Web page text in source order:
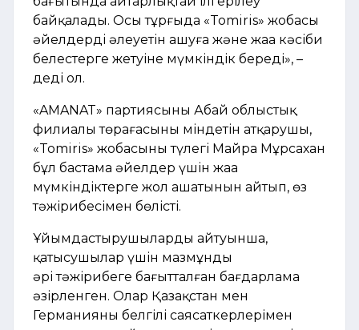
байқалады. Осы тұрғыда «Tomiris» жобасы
әйелдердің әлеуетін ашуға және жаңа кәсіби
белестерге жетуіне мүмкіндік береді», –
деді ол.
«AMANAT» партиясының Абай облыстық
филиалы төрағасының міндетін атқарушы,
«Tomiris» жобасының түлегі Майра Мұрсахан
бұл бастама әйелдер үшін жаңа
мүмкіндіктерге жол ашатынын айтып, өз
тәжірибесімен бөлісті.
Ұйымдастырушылардың айтуынша,
қатысушылар үшін мазмұнды
әрі тәжірибеге бағытталған бағдарлама
әзірленген. Олар Қазақстан мен
Германияның белгілі саясаткерлерімен